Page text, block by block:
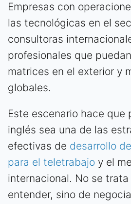
Empresas con
las tecnológicas en el
consultoras
profesionales que
matrices en el exterior y
globales.
Este escenario hace que
inglés sea una de las
efectivas de desarrollo
para el teletrabajo y el
internacional. No se trata
entender, sino de